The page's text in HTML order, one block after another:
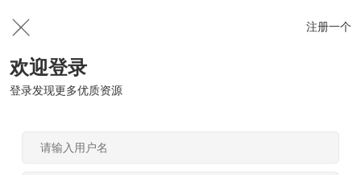
注册一个
欢迎登录
登录发现更多优质资源